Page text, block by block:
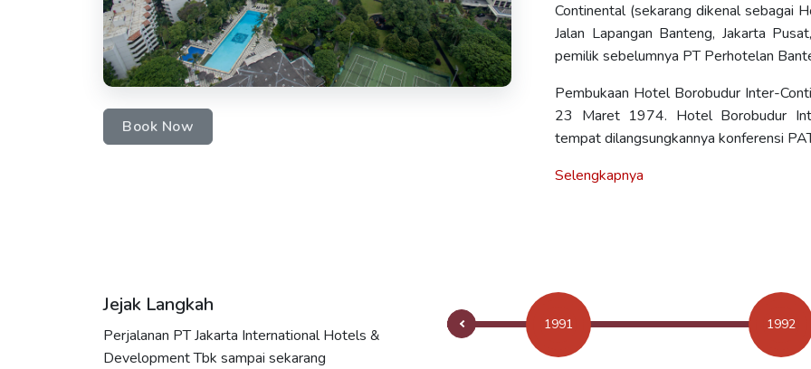
Book Now
Continental (sekarang dikenal sebagai
Jalan Lapangan Banteng, Jakarta
pemilik sebelumnya PT Perhotelan
Pembukaan Hotel Borobudur Inter-
23 Maret 1974. Hotel Borobudur
tempat dilangsungkannya konferensi
Selengkapnya
Jejak Langkah
Perjalanan PT Jakarta International Hotels &
Development Tbk sampai sekarang
1991 1992